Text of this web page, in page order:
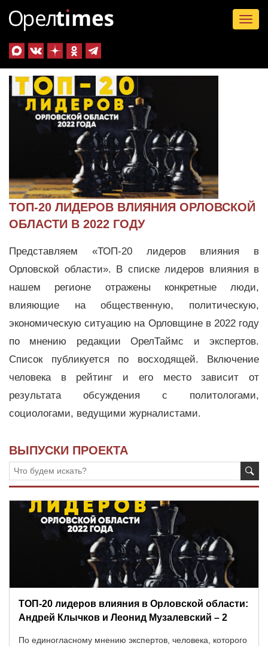
ТОП-20 ЛИДЕРОВ ВЛИЯНИЯ ОРЛОВСКОЙ
ОБЛАСТИ В 2022 ГОДУ
Представляем «ТОП-20 лидеров влияния в
Орловской области». В списке лидеров влияния в
нашем регионе отражены конкретные люди,
влияющие на общественную, политическую,
экономическую ситуацию на Орловщине в 2022 году
по мнению редакции ОрелТаймс и экспертов.
Список публикуется по восходящей. Включение
человека в рейтинг и его место зависит от
результата обсуждения с политологами,
социологами, ведущими журналистами.
ВЫПУСКИ ПРОЕКТА
ТОП-20 лидеров влияния в Орловской области:
Андрей Клычков и Леонид Музалевский – 2
По единогласному мнению экспертов, человека, которого